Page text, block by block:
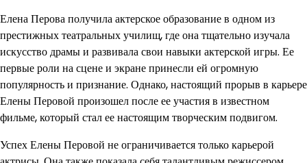
Елена Перова получила актерское образование в одном из
престижных театральных училищ, где она тщательно изучала
искусство драмы и развивала свои навыки актерской игры. Ее
первые роли на сцене и экране принесли ей огромную
популярность и признание. Однако, настоящий прорыв в карьере
Елены Перовой произошел после ее участия в известном
фильме, который стал ее настоящим творческим подвигом.
Успех Елены Перовой не ограничивается только карьерой